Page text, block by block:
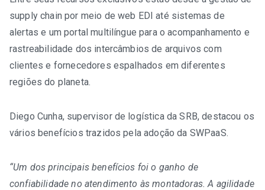
supply chain por meio de web EDI até sistemas de
alertas e um portal multilíngue para o acompanhamento e
rastreabilidade dos intercâmbios de arquivos com
clientes e fornecedores espalhados em diferentes
regiões do planeta.
Diego Cunha, supervisor de logística da SRB, destacou os
vários benefícios trazidos pela adoção da SWPaaS.
“Um dos principais benefícios foi o ganho de
confiabilidade no atendimento às montadoras. A agilidade